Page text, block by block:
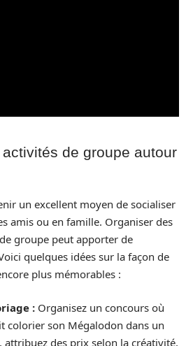
de groupe autour
un excellent moyen de socialiser
amis ou en famille. Organiser des
groupe peut apporter de
quelques idées sur la façon de
plus mémorables :
: Organisez un concours où
colorier son Mégalodon dans un
des prix selon la créativité,